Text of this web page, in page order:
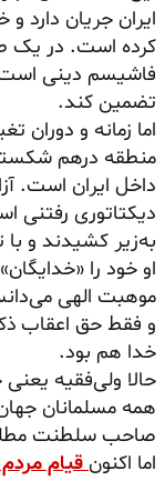
ایران جریان دارد
کرده است. در یک
فاشیسم دینی
تضمین کند.
اما زمانه و
منطقه در‌هم
داخل ایران است.
دیکتاتوری رفتنی
به‌زیر کشیدند و با
او خود را
موهبت الهی
و فقط حق اعقاب
خدا هم بود.
حالا ولی‌فقیه
همه مسلمانان
صاحب سلطنت
اما اکنونقیام